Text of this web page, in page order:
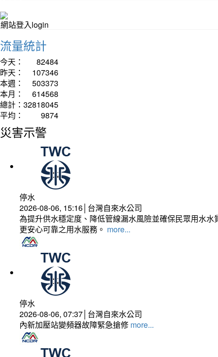
網站登入login
流量統計
今天：
82484
昨天：
107346
本週：
503373
本月：
614568
總計： 32818045
平均：
9874
災害示警
停水
2026-08-06, 15:16│台灣自來水公司
為提升供水穩定度、降低管線漏水風險並確保民眾用水
更安心可靠之用水服務。 more...
停水
2026-08-06, 07:37│台灣自來水公司
內新加壓站變頻器故障緊急搶修 more...